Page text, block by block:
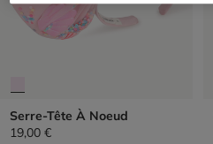
Serre-Tête À Noeud
19,00 €